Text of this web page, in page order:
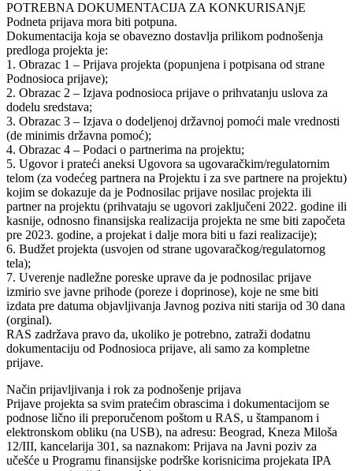
POTREBNA DOKUMENTACIJA ZA KONKURISANjE
Podneta prijava mora biti potpuna.
Dokumentacija koja se obavezno dostavlja prilikom podnošenja
predloga projekta je:
1. Obrazac 1 – Prijava projekta (popunjena i potpisana od strane
Podnosioca prijave);
2. Obrazac 2 – Izjava podnosioca prijave o prihvatanju uslova za
dodelu sredstava;
3. Obrazac 3 – Izjava o dodeljenoj državnoj pomoći male vrednosti
(de minimis državna pomoć);
4. Obrazac 4 – Podaci o partnerima na projektu;
5. Ugovor i prateći aneksi Ugovora sa ugovaračkim/regulatornim
telom (za vodećeg partnera na Projektu i za sve partnere na projektu)
kojim se dokazuje da je Podnosilac prijave nosilac projekta ili
partner na projektu (prihvataju se ugovori zaključeni 2022. godine ili
kasnije, odnosno finansijska realizacija projekta ne sme biti započeta
pre 2023. godine, a projekat i dalje mora biti u fazi realizacije);
6. Budžet projekta (usvojen od strane ugovaračkog/regulatornog
tela);
7. Uverenje nadležne poreske uprave da je podnosilac prijave
izmirio sve javne prihode (poreze i doprinose), koje ne sme biti
izdata pre datuma objavljivanja Javnog poziva niti starija od 30 dana
(orginal).
RAS zadržava pravo da, ukoliko je potrebno, zatraži dodatnu
dokumentaciju od Podnosioca prijave, ali samo za kompletne
prijave.
Način prijavljivanja i rok za podnošenje prijava
Prijave projekta sa svim pratećim obrascima i dokumentacijom se
podnose lično ili preporučenom poštom u RAS, u štampanom i
elektronskom obliku (na USB), na adresu: Beograd, Kneza Miloša
12/III, kancelarija 301, sa naznakom: Prijava na Javni poziv za
učešće u Programu finansijske podrške korisnicima projekata IPA